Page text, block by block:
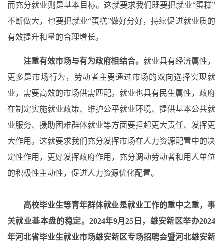
而充分就业则是基本目标。这就要求我们既要把就业“蛋糕”
不断做大，也要把就业“蛋糕”做好分好，持续促进就业质的
有效提升和量的合理增长。
注重有效市场与有为政府相结合。 就业具有经济属性，
更多是市场行为，劳动者主要通过市场的双向选择实现就
业，需要高效的市场供需匹配。就业也具有民生属性，政府
在制定实施就业政策、维护公平就业环境、提供基本公共就
业服务、援助困难群体就业等方面要担起更大责任、发挥更
大作用。这就要求我们充分发挥市场在人力资源配置中的决
定性作用，更好发挥政府作用，充分调动劳动者和用人单位
的积极性主动性，促进人力资源优化配置。
高校毕业生等青年群体就业是就业工作的重中之重，事
关就业基本盘的稳定。 2024年9月25日，雄安新区举办2024
年河北省毕业生就业市场雄安新区专场招聘会暨河北雄安新